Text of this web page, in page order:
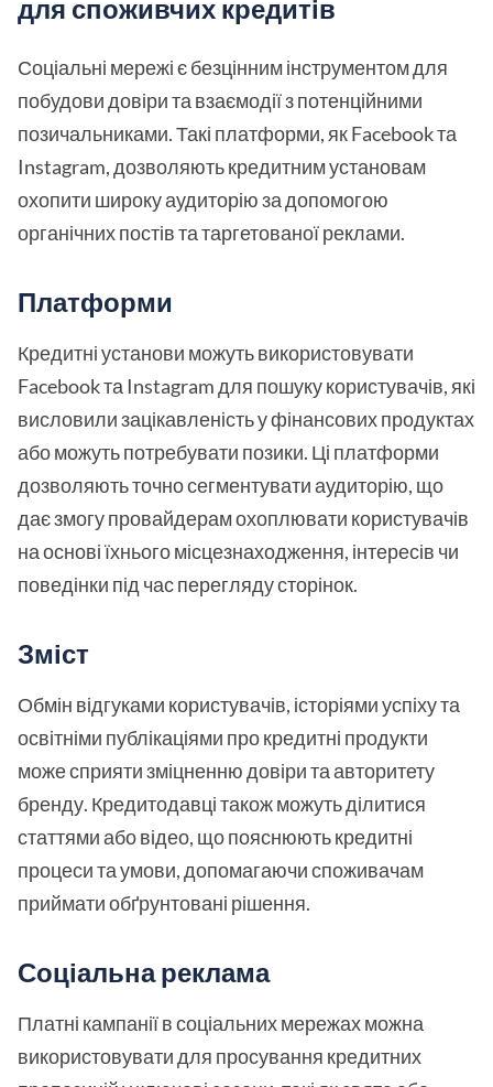
для споживчих кредитів
Соціальні мережі є безцінним інструментом для
побудови довіри та взаємодії з потенційними
позичальниками. Такі платформи, як Facebook та
Instagram, дозволяють кредитним установам
охопити широку аудиторію за допомогою
органічних постів та таргетованої реклами.
Платформи
Кредитні установи можуть використовувати
Facebook та Instagram для пошуку користувачів, які
висловили зацікавленість у фінансових продуктах
або можуть потребувати позики. Ці платформи
дозволяють точно сегментувати аудиторію, що
дає змогу провайдерам охоплювати користувачів
на основі їхнього місцезнаходження, інтересів чи
поведінки під час перегляду сторінок.
Зміст
Обмін відгуками користувачів, історіями успіху та
освітніми публікаціями про кредитні продукти
може сприяти зміцненню довіри та авторитету
бренду. Кредитодавці також можуть ділитися
статтями або відео, що пояснюють кредитні
процеси та умови, допомагаючи споживачам
приймати обґрунтовані рішення.
Соціальна реклама
Платні кампанії в соціальних мережах можна
використовувати для просування кредитних